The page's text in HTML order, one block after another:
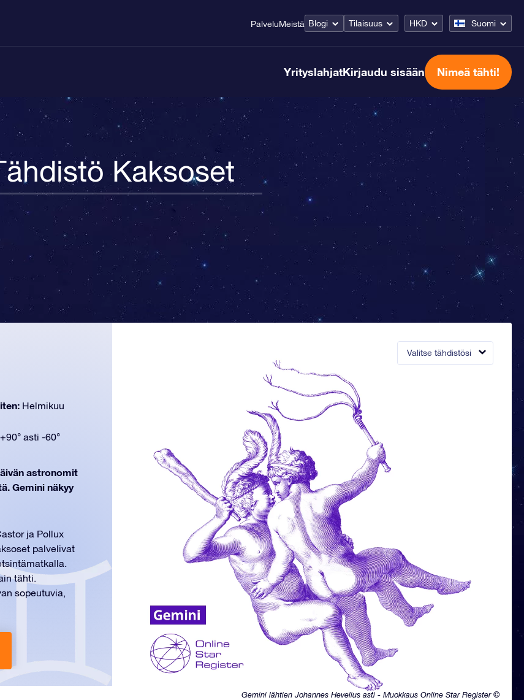
PalveluMeistä Blogi Tilaisuus HKD Suomi
YrityslahjatKirjaudu sisään Nimeä tähti!
Kaksoset
Valitse tähdistösi
Gemini lähtien Johannes Hevelius asti - Muokkaus Online Star Register ©
Helmikuu
+90° asti -60°
astronomit
Gemini näkyy
ja Pollux
palvelivat
tähti.
sopeutuvia,